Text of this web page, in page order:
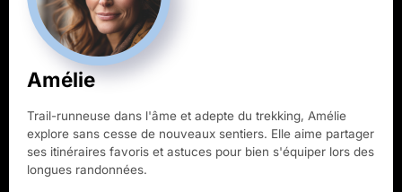
Amélie
Trail-runneuse dans l'âme et adepte du trekking, Amélie
explore sans cesse de nouveaux sentiers. Elle aime partager
ses itinéraires favoris et astuces pour bien s'équiper lors des
longues randonnées.